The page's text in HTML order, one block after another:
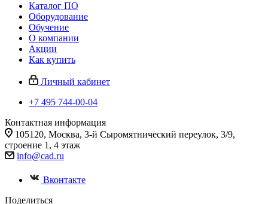
Каталог ПО
Оборудование
Обучение
О компании
Акции
Как купить
Личный кабинет
+7 495 744-00-04
Контактная информация
105120, Москва, 3-й Сыромятнический переулок, 3/9,
строение 1, 4 этаж
info@cad.ru
Вконтакте
Поделиться